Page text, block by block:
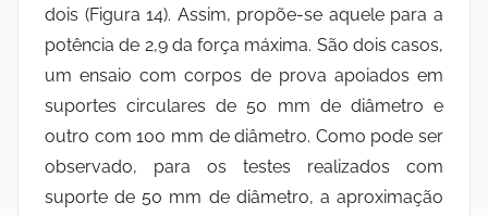
dois (Figura 14). Assim, propõe-se aquele para a
potência de 2,9 da força máxima. São dois casos,
um ensaio com corpos de prova apoiados em
suportes circulares de 50 mm de diâmetro e
outro com 100 mm de diâmetro. Como pode ser
observado, para os testes realizados com
suporte de 50 mm de diâmetro, a aproximação